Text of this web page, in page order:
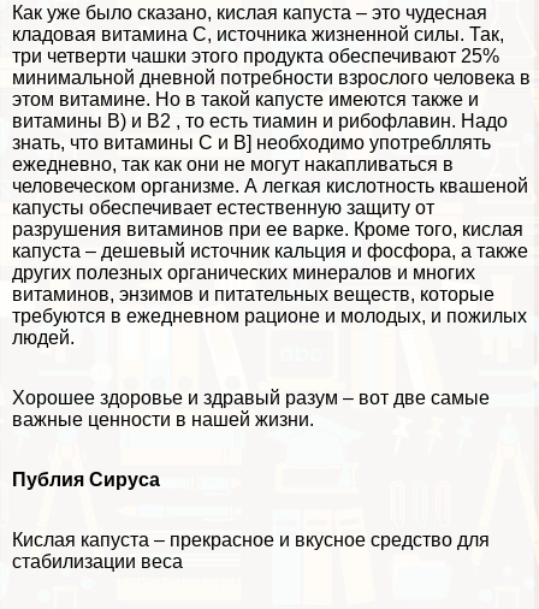
Как уже было сказано, кислая капуста – это чудесная
кладовая витамина С, источника жизненной силы. Так,
три четверти чашки этого продукта обеспечивают 25%
минимальной дневной потребности взрослого человека в
этом витамине. Но в такой капусте имеются также и
витамины В) и В2 , то есть тиамин и рибофлавин. Надо
знать, что витамины С и В] необходимо употрeбллять
ежедневно, так как они не могут накапливаться в
человеческом организме. А легкая кислотность квашеной
капусты обеспечивает естественную защиту от
разрушения витаминов при ее варке. Кроме того, кислая
капуста – дешевый источник кальция и фосфора, а также
других полезных органических минералов и многих
витаминов, энзимов и питательных веществ, которые
требуются в ежедневном рационе и молодых, и пожилых
людей.
Хорошее здоровье и здравый разум – вот две самые
важные ценности в нашей жизни.
Публия Сируса
Кислая капуста – прекрасное и вкусное средство для
стабилизации веса